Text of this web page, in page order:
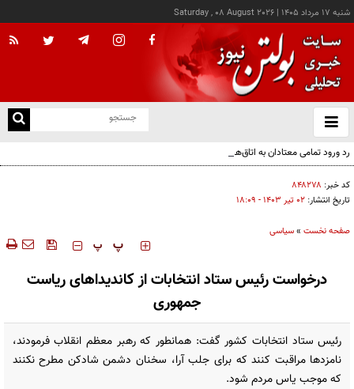
شنبه ۱۷ مرداد ۱۴۰۵ |
Saturday , 08 August 2026
باز
و
رد ورود تمامی معتادان به اتاق‌های مدیریت مصرف؛ شرایط خاص پذیرش
کد خبر: ۸۴۸۲۷۸
تاریخ انتشار: ۰۲ تير ۱۴۰۳ - ۱۸:۰۹
صفحه نخست »سیاسی
‍‍‍ پ پ
درخواست رئیس ستاد انتخابات از کاندیداهای ریاست
جمهوری
رئیس ستاد انتخابات کشور گفت: همانطور که رهبر معظم انقلاب فرمودند،
نامزدها مراقبت کنند که برای جلب آرا، سخنان دشمن شادکن مطرح نکنند
که موجب یاس مردم شود.